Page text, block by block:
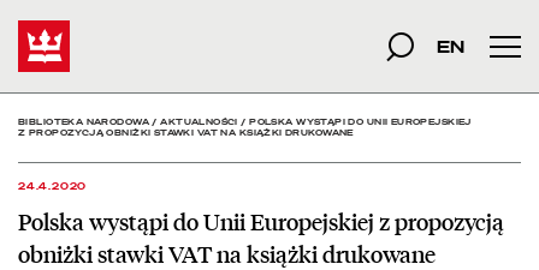
Polska wystąpi do Unii
szukana fraza
Szukaj
EN
BIBLIOTEKA NARODOWA/AKTUALNOŚCI /POLSKA WYSTĄPI DO UNII EUROPEJSKIEJ
Z PROPOZYCJĄ OBNIŻKI STAWKI VAT NA KSIĄŻKI DRUKOWANE
24.4.2020
Polska wystąpi do Unii Europejskiej z propozycją
obniżki stawki VAT na książki drukowane